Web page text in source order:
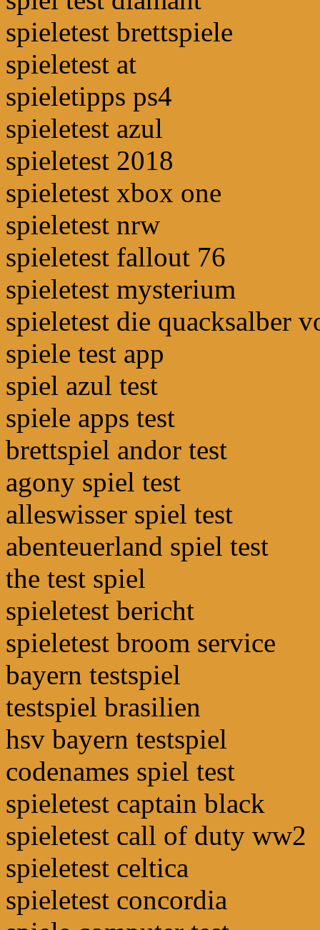
spieletest brettspiele
spieletest at
spieletipps ps4
spieletest azul
spieletest 2018
spieletest xbox one
spieletest nrw
spieletest fallout 76
spieletest mysterium
spieletest die quacksalber
spiele test app
spiel azul test
spiele apps test
brettspiel andor test
agony spiel test
alleswisser spiel test
abenteuerland spiel test
the test spiel
spieletest bericht
spieletest broom service
bayern testspiel
testspiel brasilien
hsv bayern testspiel
codenames spiel test
spieletest captain black
spieletest call of duty ww2
spieletest celtica
spieletest concordia